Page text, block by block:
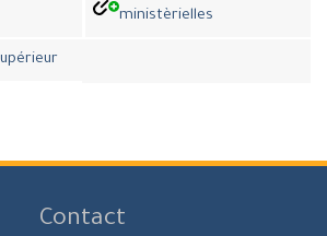
ministèrielles
Contact